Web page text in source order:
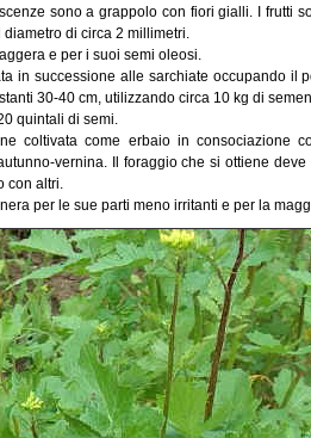
sono a grappolo con fiori gialli. I frutti
di circa 2 millimetri.
e per i suoi semi oleosi.
in successione alle sarchiate occupando il
30-40 cm, utilizzando circa 10 kg di
quintali di semi.
coltivata come erbaio in consociazione
vernina. Il foraggio che si ottiene deve
con altri.
per le sue parti meno irritanti e per la